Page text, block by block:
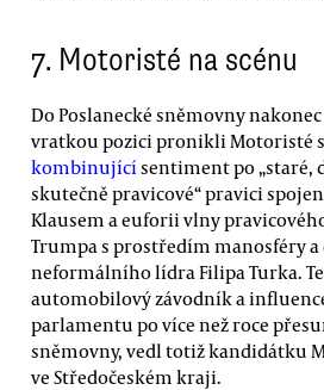
7. Motoristé na scénu
Do Poslanecké sněmovny
vratkou pozici pronikli Motoristé
kombinující sentiment po „staré,
skutečně pravicové“ pravici
Klausem a euforii vlny
Trumpa s prostředím manosféry
neformálního lídra Filipa Turka.
automobilový závodník a
parlamentu po více než roce
sněmovny, vedl totiž kandidátku
ve Středočeském kraji.